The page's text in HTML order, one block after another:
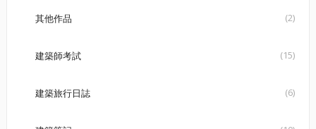
其他作品 (2)
建築師考試 (15)
建築旅行日誌 (6)